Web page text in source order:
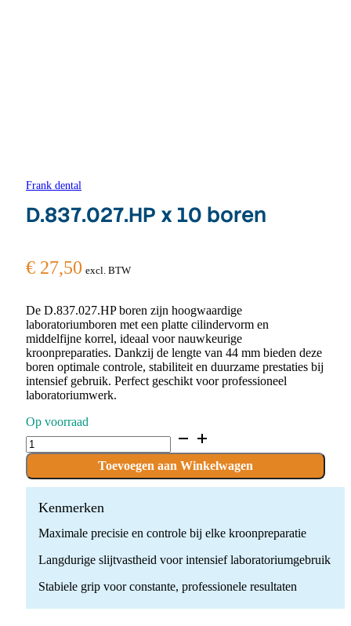
Frank dental
D.837.027.HP x 10 boren
€ 27,50 excl. BTW
De D.837.027.HP boren zijn hoogwaardige
laboratoriumboren met een platte cilindervorm en
middelfijne korrel, ideaal voor nauwkeurige
kroonpreparaties. Dankzij de lengte van 44 mm bieden deze
boren optimale controle, stabiliteit en duurzame prestaties bij
intensief gebruik. Perfect geschikt voor professioneel
laboratoriumwerk.
Op voorraad
D.837.027.HP
x
boren
quantity
Toevoegen aan Winkelwagen
Kenmerken
Maximale precisie en controle bij elke kroonpreparatie
Langdurige slijtvastheid voor intensief laboratoriumgebruik
Stabiele grip voor constante, professionele resultaten